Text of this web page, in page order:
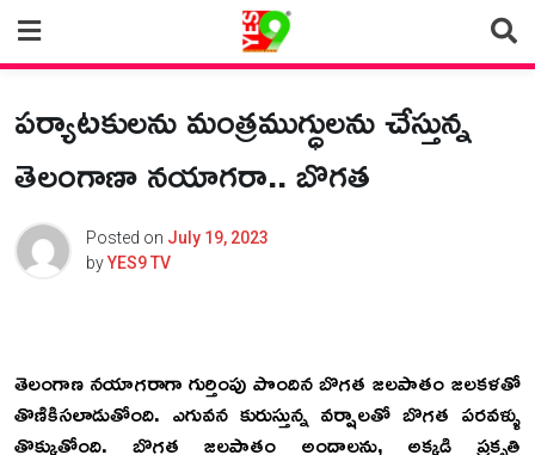
content
పర్యాటకులను మంత్రముగ్ధులను చేస్తున్న
తెలంగాణా నయాగరా.. బొగత
Posted on July 19, 2023
byYES9 TV
తెలంగాణ నయాగరాగా గుర్తింపు పొందిన బొగత జలపాతం జలకళతో
తొణికిసలాడుతోంది. ఎగువన కురుస్తున్న వర్షాలతో బొగత పరవళ్ళు
తొక్కుతోంది. బొగత జలపాతం అందాలను, అక్కడి ప్రకృతి